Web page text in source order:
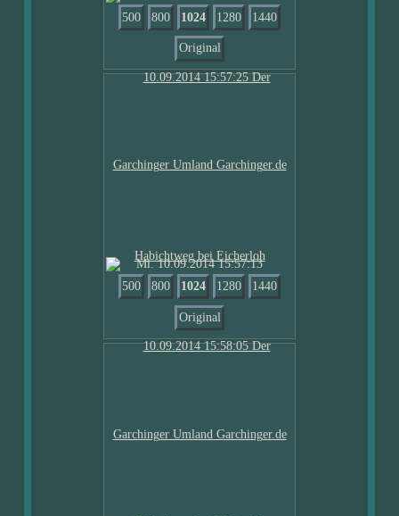
500
800 1024 1280 1440
Original
Mi. 10.09.2014 15:57:13
500
800 1024 1280 1440
Original